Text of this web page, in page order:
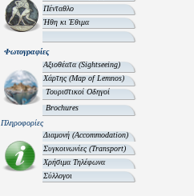
Πένταθλο
Ήθη κι Έθιμα
Φωτογραφίες
Αξιοθέατα(Sightseeing)
Χάρτης(Map of Lemnos)
Τουριστικοί Οδηγοί
Brochures
Πληροφορίες
Διαμονή (Accommodation)
Συγκοινωνίες (Transport)
Χρήσιμα Τηλέφωνα
Σύλλογοι